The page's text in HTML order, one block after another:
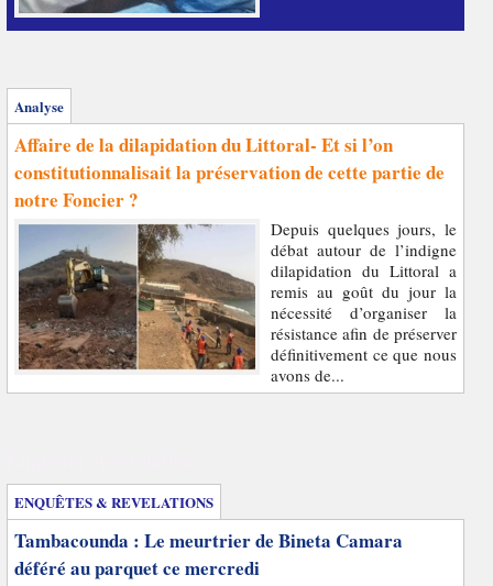
Analyse
Affaire de la dilapidation du Littoral- Et si l’on
constitutionnalisait la préservation de cette partie de
notre Foncier ?
Depuis quelques jours, le
débat autour de l’indigne
dilapidation du Littoral a
remis au goût du jour la
nécessité d’organiser la
résistance afin de préserver
définitivement ce que nous
avons de...
ENQUÊTES & REVELATIONS
Tambacounda : Le meurtrier de Bineta Camara
déféré au parquet ce mercredi